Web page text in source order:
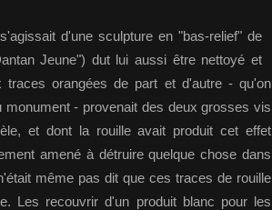
d'une sculpture en "bas-relief" de
Jeune") dut lui aussi être nettoyé et
orangées de part et d'autre - qu'on
- provenait des deux grosses vis
et dont la rouille avait produit cet effet
amené à détruire quelque chose dans
même pas dit que ces traces de rouille
Les recouvrir d'un produit blanc pour les